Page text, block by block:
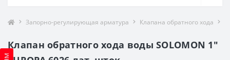
Запорно-регулирующая арматура Клапана обратного хода
Клапан обратного хода воды SOLOMON 1″